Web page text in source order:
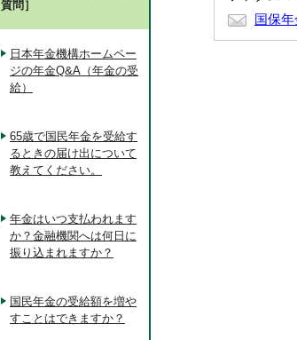
国保
質問］
日本年金機構ホームペー
ジの年金Q&A（年金の受
給）
65歳で国民年金を受給す
るときの届け出について
教えてください。
年金はいつ支払われます
か？金融機関へは何日に
振り込まれますか？
国民年金の受給額を増や
すことはできますか？